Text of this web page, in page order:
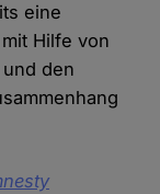
eine
Hilfe von
den